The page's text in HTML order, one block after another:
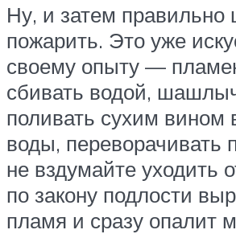
Ну, и затем
пожарить. Это уже
своему опыту —
сбивать водой,
поливать сухим вином
воды, переворачивать
не вздумайте уходить
по закону подлости
пламя и сразу опалит